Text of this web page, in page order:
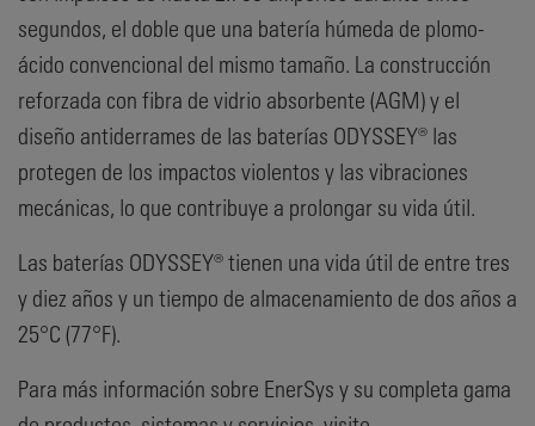
segundos, el doble que una batería húmeda de plomo-
ácido convencional del mismo tamaño. La construcción
reforzada con fibra de vidrio absorbente (AGM) y el
diseño antiderrames de las baterías ODYSSEY® las
protegen de los impactos violentos y las vibraciones
mecánicas, lo que contribuye a prolongar su vida útil.
Las baterías ODYSSEY® tienen una vida útil de entre tres
y diez años y un tiempo de almacenamiento de dos años a
25°C (77°F).
Para más información sobre EnerSys y su completa gama